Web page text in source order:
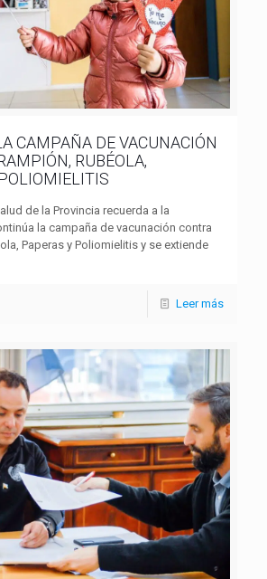
CAMPAÑA DE VACUNACIÓN
RUBÉOLA,
de la Provincia recuerda a la
la campaña de vacunación contra
Paperas y Poliomielitis y se extiende
Leer más